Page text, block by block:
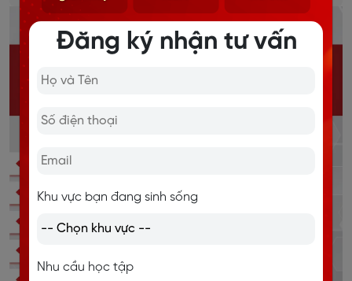
Đăng ký nhận tư vấn
Khu vực bạn đang sinh sống
Nhu cầu học tập